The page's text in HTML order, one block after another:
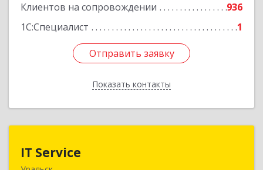
Клиентов на сопровождении
936
1С:Специалист
1
Отправить заявку
Показать контакты
Отправить заявку
Назад
IT Service